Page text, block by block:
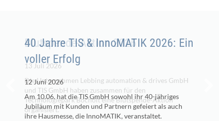
Blutspende-Aktion 2026
13 Juli 2026
Die Unternehmen Lebbing automation & drives GmbH
und TIS GmbH haben zusammen für den
Technologiepark Bocholt eine Blutspende-Aktion
organisiert.
40 Jahre TIS & InnoMATIK 2026: Ein
voller Erfolg
12 Juni 2026
Am 10.06. hat die TIS GmbH sowohl ihr 40-jähriges
Jubiläum mit Kunden und Partnern gefeiert als auch
ihre Hausmesse, die InnoMATIK, veranstaltet.